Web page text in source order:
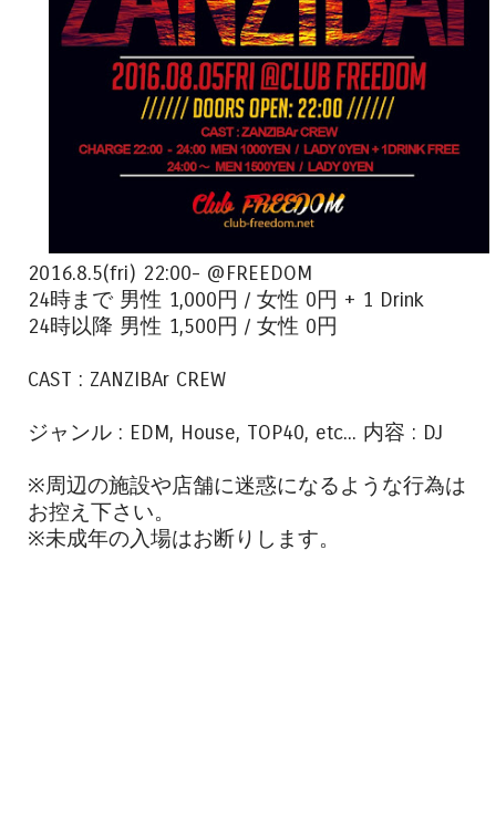
2016.8.5(fri) 22:00- @FREEDOM
24時まで 男性 1,000円 / 女性 0円 + 1 Drink
24時以降 男性 1,500円 / 女性 0円
CAST : ZANZIBAr CREW
ジャンル : EDM, House, TOP40, etc... 内容 : DJ
※周辺の施設や店舗に迷惑になるような行為は
お控え下さい。
※未成年の入場はお断りします。